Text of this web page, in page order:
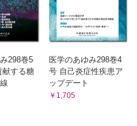
298巻5
献する糖
医学のあゆみ298巻4
号 自己炎症性疾患ア
ップデート
￥1,705